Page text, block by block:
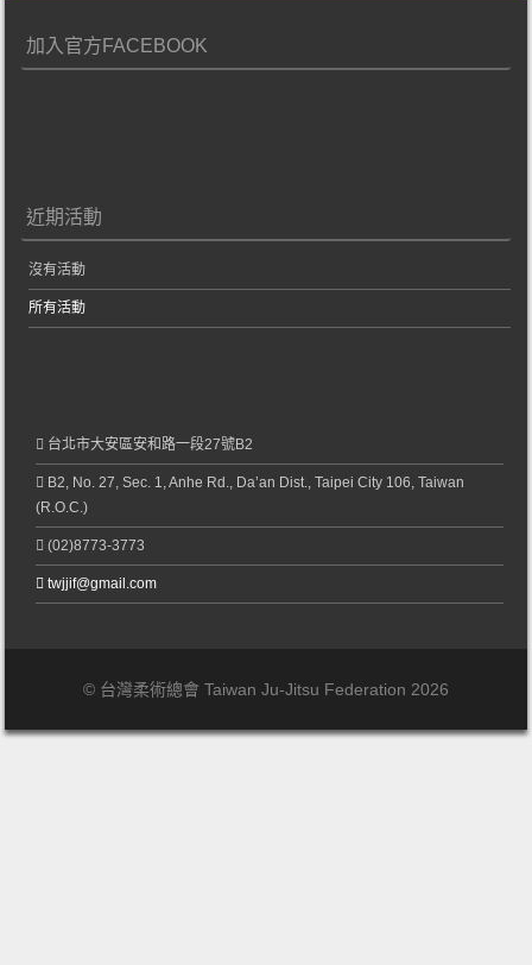
加入官方FACEBOOK
近期活動
沒有活動
所有活動
台北市大安區安和路一段27號B2
B2, No. 27, Sec. 1, Anhe Rd., Da’an Dist., Taipei City 106, Taiwan
(R.O.C.)
(02)8773-3773
twjjif@gmail.com
© 台灣柔術總會 Taiwan Ju-Jitsu Federation 2026